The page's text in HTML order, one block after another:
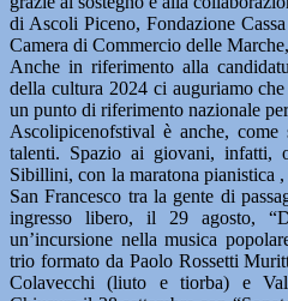
di Ascoli Piceno, Fondazione
Camera di Commercio delle
Anche in riferimento alla
della cultura 2024 ci auguriamo
un punto di riferimento nazionale
Ascolipicenofstival è anche,
talenti. Spazio ai giovani, infatti,
Sibillini, con la maratona pianistica
San Francesco tra la gente di
ingresso libero, il 29 agosto,
un’incursione nella musica
trio formato da Paolo Rossetti
Colavecchi (liuto e tiorba) e